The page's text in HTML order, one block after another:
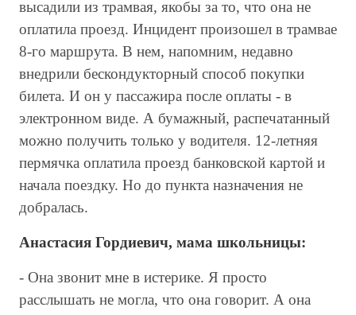
высадили из трамвая, якобы за то, что она не
оплатила проезд. Инцидент произошел в трамвае
8-го маршрута. В нем, напомним, недавно
внедрили бескондукторный способ покупки
билета. И он у пассажира после оплаты - в
электронном виде. А бумажный, распечатанный
можно получить только у водителя. 12-летняя
пермячка оплатила проезд банковской картой и
начала поездку. Но до пункта назначения не
добралась.
Анастасия Гордиевич, мама школьницы:
- Она звонит мне в истерике. Я просто
расслышать не могла, что она говорит. А она